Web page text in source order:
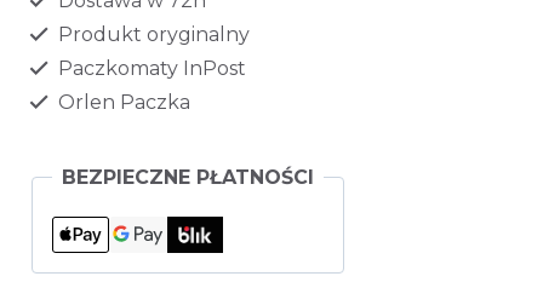
Produkt oryginalny
Paczkomaty InPost
Orlen Paczka
BEZPIECZNE PŁATNOŚCI